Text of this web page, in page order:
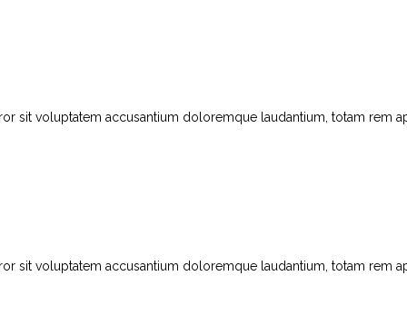
sit voluptatem accusantium doloremque laudantium, totam rem
sit voluptatem accusantium doloremque laudantium, totam rem